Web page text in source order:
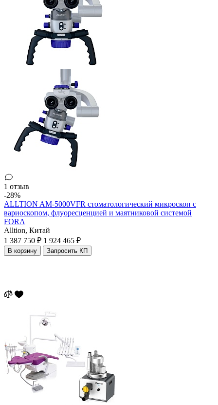
1 отзыв
-28%
ALLTION AM-5000VFR стоматологический микроскоп с
вариоскопом, флуоресценцией и маятниковой системой
FORA
Alltion, Китай
1 387 750 ₽ 1 924 465 ₽
В корзину Запросить КП